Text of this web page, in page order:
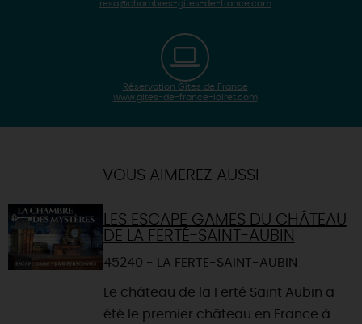
resa@chambres-gites-de-france.com
Réservation Gîtes de France
www.gites-de-france-loiret.com
VOUS AIMEREZ AUSSI
LES ESCAPE GAMES DU CHÂTEAU
DE LA FERTÉ-SAINT-AUBIN
45240 - LA FERTE-SAINT-AUBIN
Le château de la Ferté Saint Aubin a
été le premier château en France à